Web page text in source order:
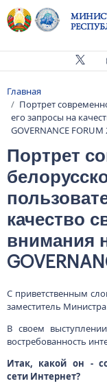
Перейти к основному
Строка
Главная
Портрет
его запросы на
GOVERNANCE FORUM
Портрет
качество
внимания
С приветственным
заместитель
В своем
востребованность
Итак, какой он -
сети Интернет?